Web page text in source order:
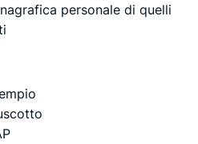
personale di quelli